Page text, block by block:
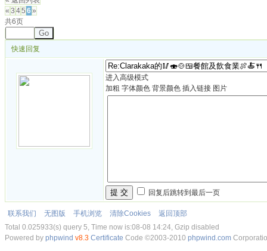
« 3 45 6»
共6页
Go
快速回复
进入高级模式
加粗 字体颜色 背景颜色 插入链接 图片
提 交 回复后跳转到最后一页
联系我们 无图版 手机浏览 清除Cookies
返回顶部
Total 0.025933(s) query 5, Time now is:08-08 14:24, Gzip disabled
Powered by phpwind v8.3 Certificate Code ©2003-2010 phpwind.com